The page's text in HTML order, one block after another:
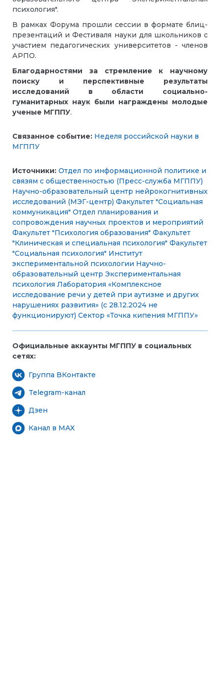
психология".
В рамках Форума прошли сессии в формате блиц-
презентаций и Фестиваля науки для школьников с
участием педагогических университетов - членов
АРПО.
Благодарностями за стремление к научному
поиску и перспективные результаты
исследований в области социально-
гуманитарных наук были награждены молодые
ученые МГППУ.
Связанное событие: Неделя российской науки в
МГППУ
Источники: Отдел по информационной политике и
связям с общественностью (Пресс-служба МГППУ)
Научно-образовательный центр нейрокогнитивных
исследований (МЭГ-центр) Факультет "Социальная
коммуникация" Отдел планирования и
сопровождения научных проектов и мероприятий
Факультет "Психология образования" Факультет
"Клиническая и специальная психология" Факультет
"Социальная психология" Институт
экспериментальной психологии Научно-
образовательный центр Экспериментальная
психология Лаборатория «Комплексное
исследование речи у детей при аутизме и других
нарушениях развития» (с 28.12.2024 не
функционируют) Сектор «Точка кипения МГППУ»
Официальные аккаунты МГППУ в социальных
сетях:
Группа ВКонтакте
Telegram-канал
Дзен
Канал в MAX